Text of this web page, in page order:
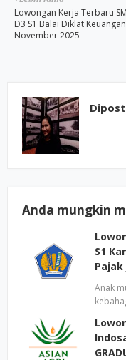
Lowongan Kerja Terbaru
D3 S1 Balai Diklat
November 2025
Anda mungkin
S1
Pajak
Anak